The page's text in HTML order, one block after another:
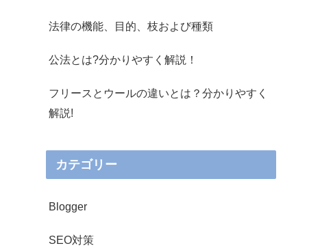
法律の機能、目的、枝および種類
公法とは?分かりやすく解説！
フリースとウールの違いとは？分かりやすく
解説!
カテゴリー
Blogger
SEO対策